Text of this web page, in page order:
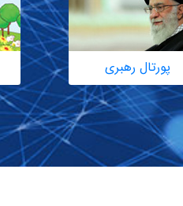
پورتال رهبری